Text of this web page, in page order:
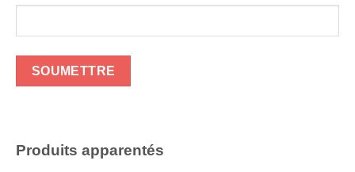
Produits apparentés